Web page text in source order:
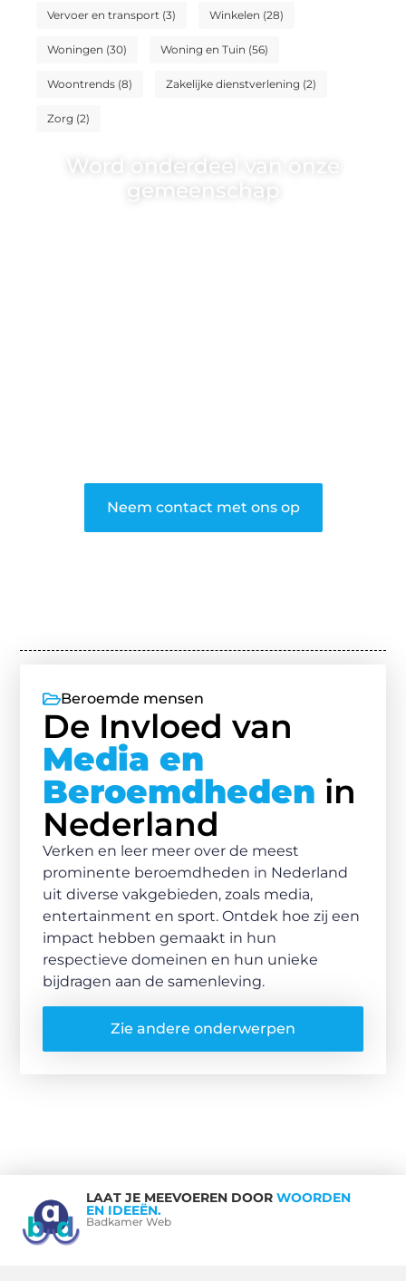
Vervoer en transport(3) Winkelen (28)
Woningen (30) Woning en Tuin (56)
Woontrends(8) Zakelijke dienstverlening (2)
Zorg (2)
Word onderdeel van onze
gemeenschap
Neem contact met ons op
Beroemde mensen
De Invloed van
Media en
Beroemdheden in
Nederland
Verken en leer meer over de meest
prominente beroemdheden in Nederland
uit diverse vakgebieden, zoals media,
entertainment en sport. Ontdek hoe zij een
impact hebben gemaakt in hun
respectieve domeinen en hun unieke
bijdragen aan de samenleving.
Zie andere onderwerpen
LAAT JE MEEVOEREN DOOR WOORDEN
EN IDEEËN.
Badkamer Web